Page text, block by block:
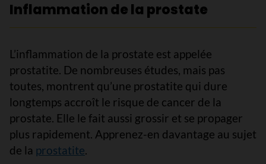
Inflammation de la prostate
L’inflammation de la prostate est appelée
prostatite. De nombreuses études, mais pas
toutes, montrent qu’une prostatite qui dure
longtemps accroît le risque de cancer de la
prostate. Elle le fait aussi grossir et se propager
plus rapidement. Apprenez-en davantage au sujet
de la prostatite.